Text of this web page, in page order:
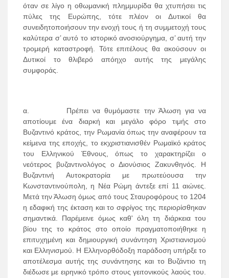
όταν σε λίγο η οθωμανική πλημμυρίδα θα χτυπήσει τις
πύλες της Ευρώπης, τότε πλέον οι Δυτικοί θα
συνειδητοποιήσουν την ενοχή τους ή τη συμμετοχή τους
καλύτερα σ’ αυτό το ιστορικό ανοσιούργημα, σ’ αυτή την
τρομερή καταστροφή. Τότε επιτέλους θα ακούσουν οι
Δυτικοί το θλιβερό απόηχο αυτής της μεγάλης
συμφοράς.
α. Πρέπει να θυμόμαστε την Άλωση για να
αποτίουμε ένα διαρκή και μεγάλο φόρο τιμής στο
Βυζαντινό κράτος, την Ρωμανία όπως την αναφέρουν τα
κείμενα της εποχής, το εκχριστιανισθέν Ρωμαϊκό κράτος
του Ελληνικού Έθνους, όπως το χαρακτηρίζει ο
νεότερος βυζαντινολόγος ο Διονύσιος Ζακυνθηνός. Η
Βυζαντινή Αυτοκρατορία με πρωτεύουσα την
Κωνσταντινούπολη, η Νέα Ρώμη άντεξε επί 11 αιώνες.
Μετά την Άλωση όμως από τους Σταυροφόρους το 1204
η εδαφική της έκταση και το σφρίγος της περιορίσθηκαν
σημαντικά. Παρέμεινε όμως καθ' όλη τη διάρκεια του
βίου της το κράτος στο οποίο πραγματοποιήθηκε η
επιτυχημένη και δημιουργική συνάντηση Χριστιανισμού
και Ελληνισμού. Η Ελληνορθόδοξη παράδοση υπήρξε το
αποτέλεσμα αυτής της συνάντησης και το Βυζάντιο τη
διέδωσε με ειρηνικό τρόπο στους γειτονικούς λαούς του.